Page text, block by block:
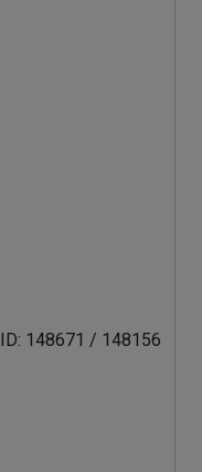
148671 / 148156